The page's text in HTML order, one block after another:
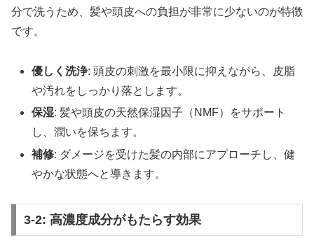
分で洗うため、髪や頭皮への負担が非常に少ないのが特徴
です。
優しく洗浄: 頭皮の刺激を最小限に抑えながら、皮脂
や汚れをしっかり落とします。
保湿: 髪や頭皮の天然保湿因子（NMF）をサポート
し、潤いを保ちます。
補修: ダメージを受けた髪の内部にアプローチし、健
やかな状態へと導きます。
3-2: 高濃度成分がもたらす効果